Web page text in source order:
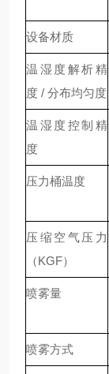
设备材质
温湿度解析精
度 / 分布均匀度
温湿度控制精
度
压力桶温度
压缩空气压力
（KGF）
喷雾量
喷雾方式